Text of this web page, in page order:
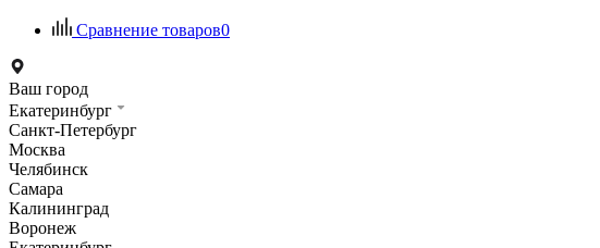
Сравнение товаров0
Ваш город
Екатеринбург
Санкт-Петербург
Москва
Челябинск
Самара
Калининград
Воронеж